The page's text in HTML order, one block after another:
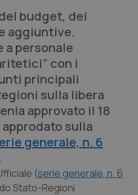
budget, dei
aggiuntive.
a personale
con i
principali
sulla libera
approvato il 18
approdato sulla
generale, n. 6
.
(serie generale, n. 6
Stato-Regioni